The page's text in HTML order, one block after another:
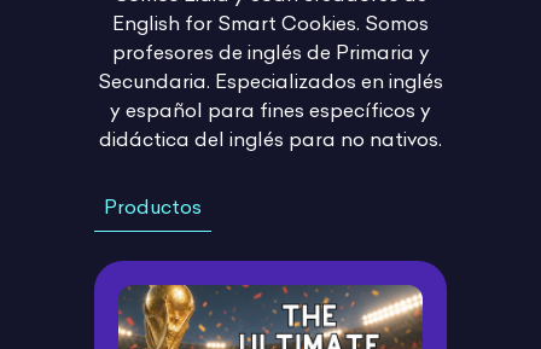
English for Smart Cookies. Somos
profesores de inglés de Primaria y
Secundaria. Especializados en inglés
y español para fines específicos y
didáctica del inglés para no nativos.
Productos